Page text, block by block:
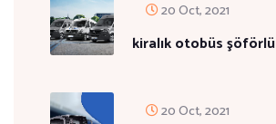
20 Oct, 2021
kiralık otobüs şöförlü
20 Oct, 2021